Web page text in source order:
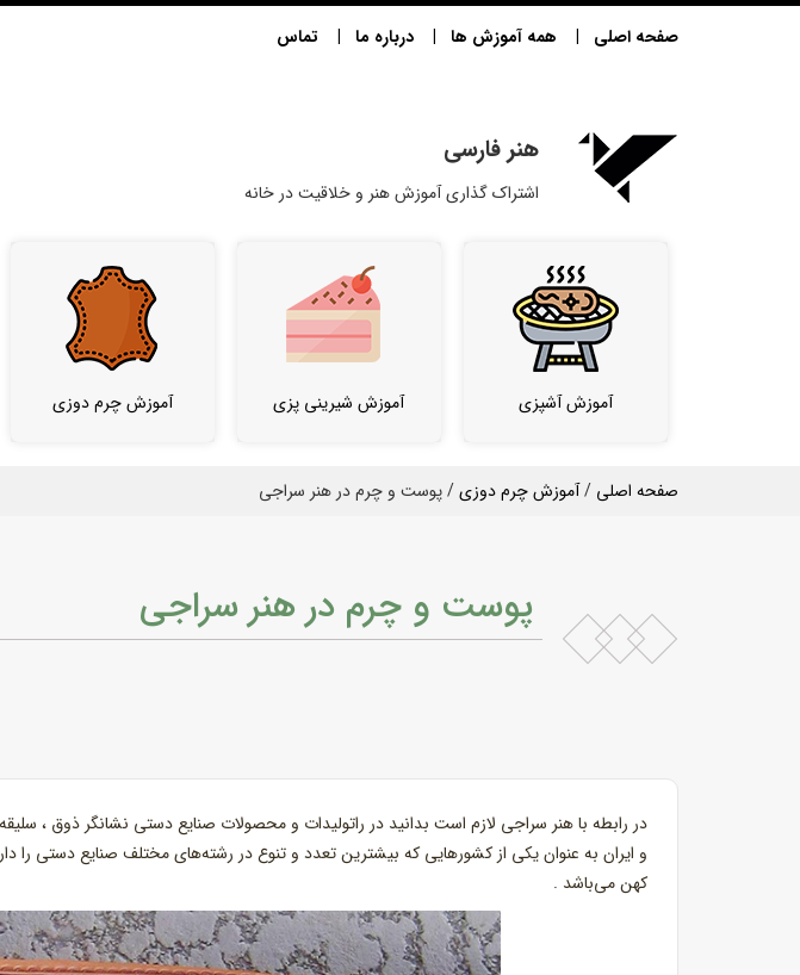
صفحه اصلی همه آموزش ها درباره ما تماس
هنر فارسی
اشتراک گذاری آموزش هنر و خلاقیت در خانه
آموزش آشپزی آموزش شیرینی پزی آموزش چرم دوزی
صفحه اصلی /آموزش چرم دوزی/ پوست و چرم در هنر سراجی
پوست و چرم در هنر سراجی
در رابطه با هنر سراجی لازم است بدانید در راتولیدات و محصولات صنایع دستی نشانگر ذوق ،
و ایران به عنوان یکی از کشورهایی که بیشترین تعدد و تنوع در رشته‌های مختلف صنایع دستی را
کهن‌ می‌باشد .